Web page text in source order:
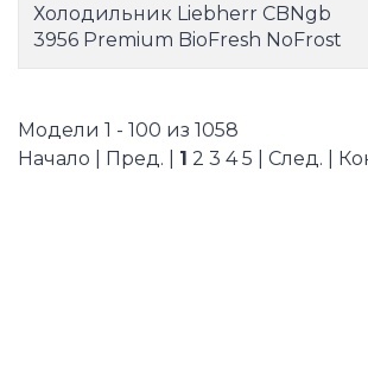
Холодильник Liebherr CBNgb
3956 Premium BioFresh NoFrost
Модели 1 - 100 из 1058
Начало | Пред. | 1 2 3 4 5 След.